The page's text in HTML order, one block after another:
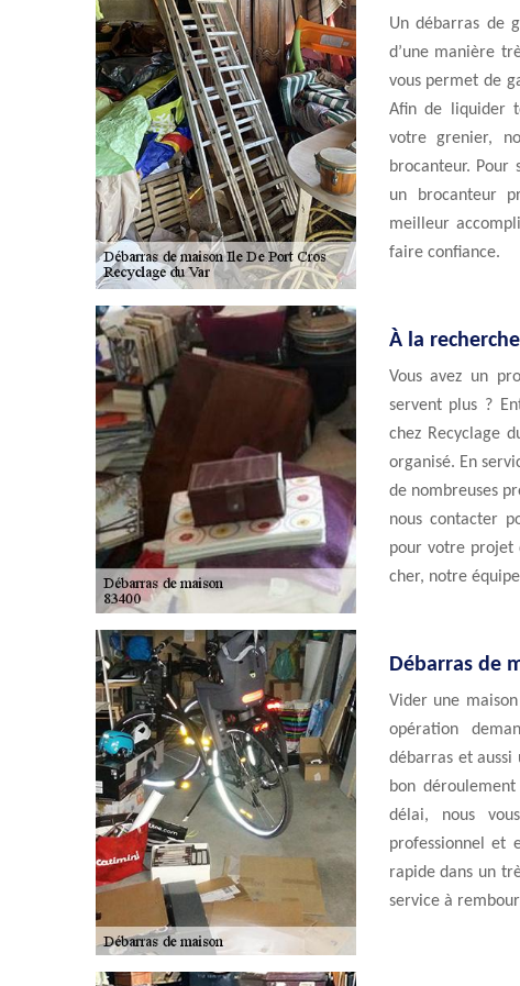
Un débarras de
d’une manière
vous permet de
Afin de liquider
votre grenier,
brocanteur. Pour
un brocanteur
meilleur
faire confiance.
À la
Vous avez un
servent plus ?
chez Recyclage
organisé. En
de nombreuses
nous contacter
pour votre projet
cher, notre
Débarras de
Vider une
opération
débarras et
bon
délai, nous
professionnel et
rapide dans un
service à